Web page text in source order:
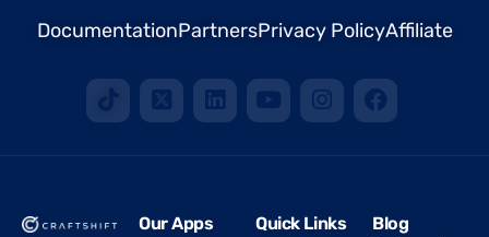
DocumentationPartnersPrivacy PolicyAffiliate
Our Apps Quick Links
Blog